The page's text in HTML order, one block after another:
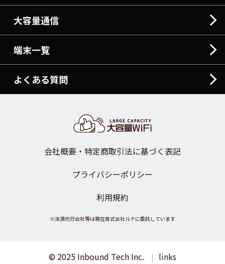
大容量通信
端末一覧
よくある質問
会社概要・特定商取引法に基づく表記
プライバシーポリシー
利用規約
※決済代行会社等は現在株式会社ルナに委託しています
© 2025 Inbound Tech Inc. links